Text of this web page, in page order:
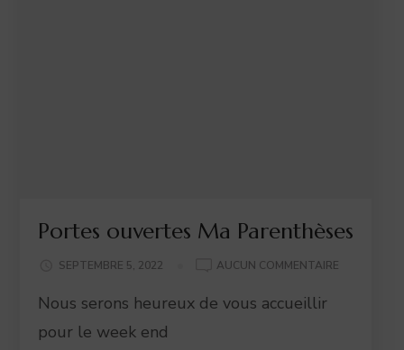
Portes ouvertes Ma Parenthèses
SEPTEMBRE 5, 2022 AUCUN COMMENTAIREPORTES
Nous serons heureux de vous accueillir
pour le week end